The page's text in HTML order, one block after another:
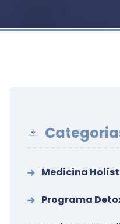
Medicina
Programa